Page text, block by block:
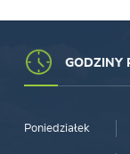
GODZINY
Poniedziałek